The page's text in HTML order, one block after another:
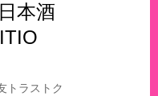
本酒
トラストク